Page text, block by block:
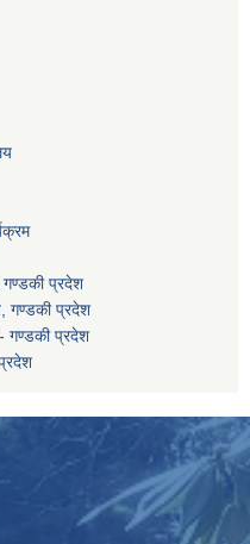
गण्डकी प्रदेश
गण्डकी प्रदेश
गण्डकी प्रदेश